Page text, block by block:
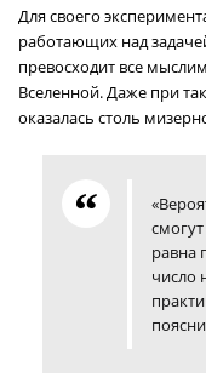
Для своего
работающих над
превосходит все
Вселенной. Даже при
оказалась столь
равна
число